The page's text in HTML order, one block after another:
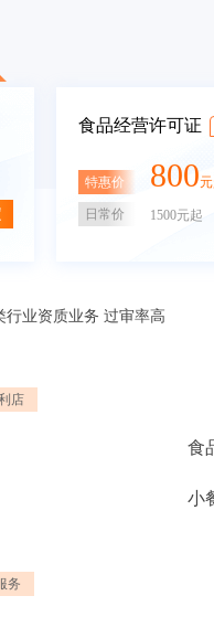
食品经营许可证
特惠价 800
日常价 1500元起
行业资质业务 过审率高
店
食
小
务